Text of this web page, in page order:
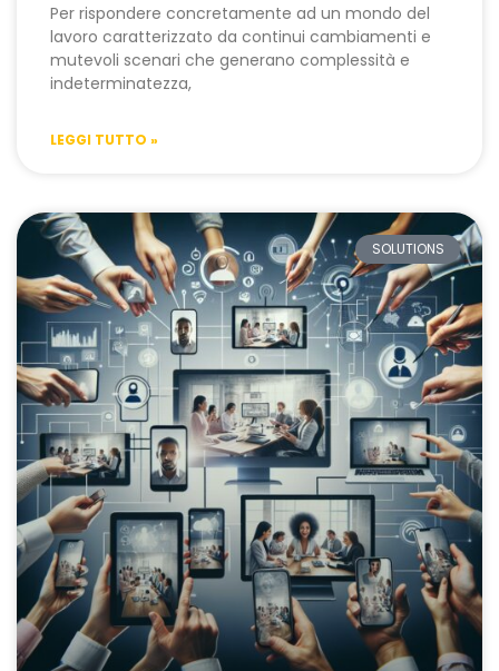
Per rispondere concretamente ad un mondo del
lavoro caratterizzato da continui cambiamenti e
mutevoli scenari che generano complessità e
indeterminatezza,
LEGGI TUTTO »
SOLUTIONS